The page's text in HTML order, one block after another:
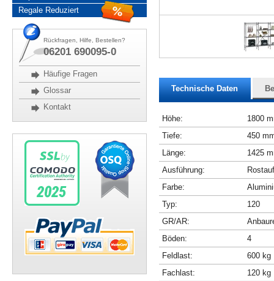
Regale Reduziert
Rückfragen, Hilfe, Bestellen?
06201 690095-0
Häufige Fragen
Glossar
Kontakt
Technische Daten
Höhe:
1800
Tiefe:
450
Länge:
1425
Ausführung:
Farbe:
Typ:
120
GR/AR:
Böden:
4
Feldlast:
600 kg
Fachlast:
120 kg